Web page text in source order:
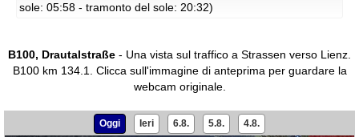
sole: 05:58 - tramonto del sole: 20:32)
B100, Drautalstraße - Una vista sul traffico a Strassen verso Lienz.
B100 km 134.1.
Clicca sull'immagine di anteprima per guardare la
webcam originale.
Oggi Ieri 6.8. 5.8. 4.8.